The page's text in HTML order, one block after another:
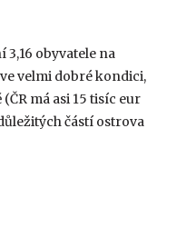
obyvatele na
velmi dobré kondici,
má asi 15 tisíc eur
částí ostrova